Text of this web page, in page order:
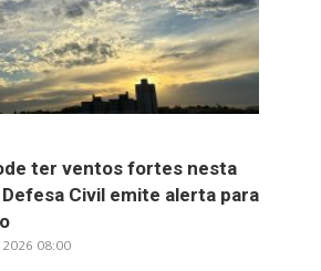
ter ventos fortes nesta
Civil emite alerta para
08:00